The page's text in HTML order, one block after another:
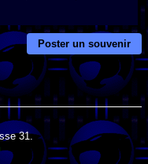
Poster un souvenir
31.